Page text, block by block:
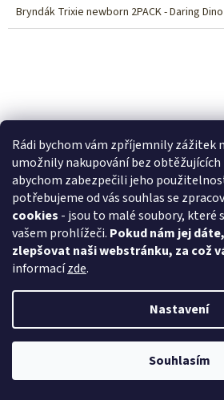
Rádi bychom vám zpříjemnily zážitek
umožnily nakupování bez obtěžujících
abychom zabezpečili jeho
potřebujeme od vás souhlas se
cookies - jsou to malé soubory, které
vašem prohlížeči. Pokud nám jej
zlepšovat naši webstránku, za což
informacízde.
Nastavení
Souhlasím
Bryndák Trixie newborn 2PACK - Daring Dino
323,76 Kč bez DPH